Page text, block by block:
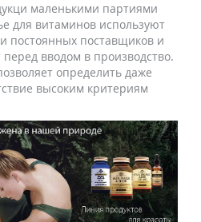
маленькими партиями
для витаминов используют
постоянных поставщиков и
вводом в производство.
определить даже
высоким критериям